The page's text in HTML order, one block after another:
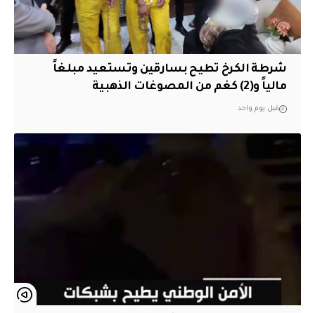
شرطة الكرخ تطيح بسارقين وتستعيد مبلغاً
مالياً و(2) كغم من المصوغات الذهبية
قبل يوم واحد